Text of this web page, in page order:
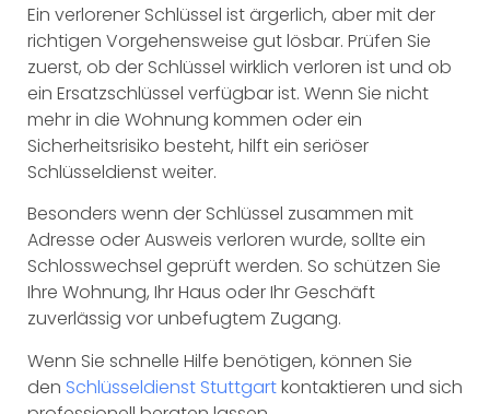
Ein verlorener Schlüssel ist ärgerlich, aber mit der
richtigen Vorgehensweise gut lösbar. Prüfen Sie
zuerst, ob der Schlüssel wirklich verloren ist und ob
ein Ersatzschlüssel verfügbar ist. Wenn Sie nicht
mehr in die Wohnung kommen oder ein
Sicherheitsrisiko besteht, hilft ein seriöser
Schlüsseldienst weiter.
Besonders wenn der Schlüssel zusammen mit
Adresse oder Ausweis verloren wurde, sollte ein
Schlosswechsel geprüft werden. So schützen Sie
Ihre Wohnung, Ihr Haus oder Ihr Geschäft
zuverlässig vor unbefugtem Zugang.
Wenn Sie schnelle Hilfe benötigen, können Sie
den Schlüsseldienst Stuttgartkontaktieren und sich